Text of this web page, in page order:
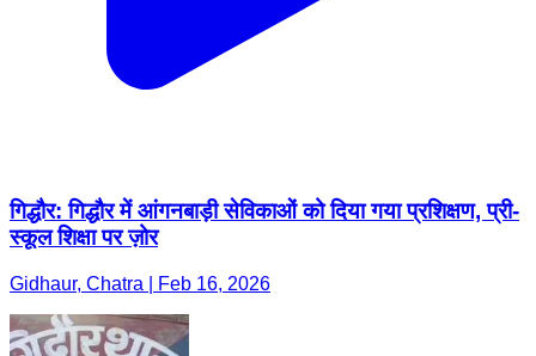
गिद्धौर: गिद्धौर में आंगनबाड़ी सेविकाओं को दिया गया प्रशिक्षण, प्री-
स्कूल शिक्षा पर ज़ोर
Gidhaur, Chatra | Feb 16, 2026